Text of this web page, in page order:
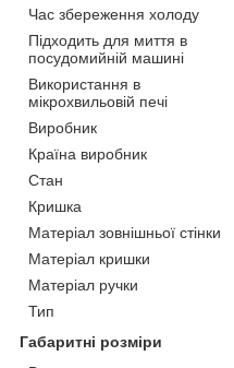
Час збереження холоду
Підходить для миття в
посудомийній машині
Використання в
мікрохвильовій печі
Виробник
Країна виробник
Стан
Кришка
Матеріал зовнішньої стінки
Матеріал кришки
Матеріал ручки
Тип
Габаритні розміри